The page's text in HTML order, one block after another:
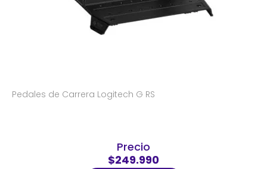
Pedales de Carrera Logitech G RS
Precio
$249.990